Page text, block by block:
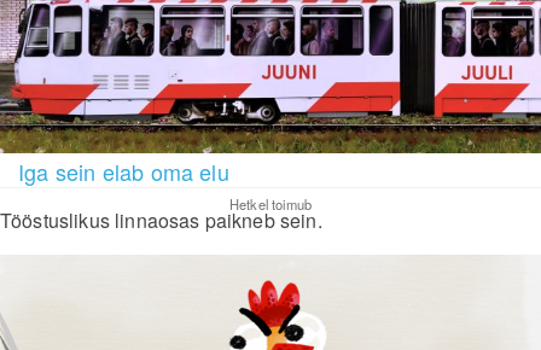
Iga sein elab oma elu
Hetkel toimub
Tööstuslikus linnaosas paikneb sein.